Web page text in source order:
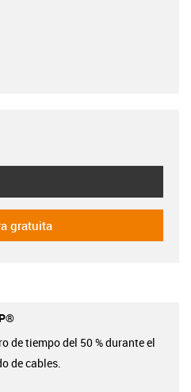
gratuita
de tiempo del 50 % durante el
de cables.